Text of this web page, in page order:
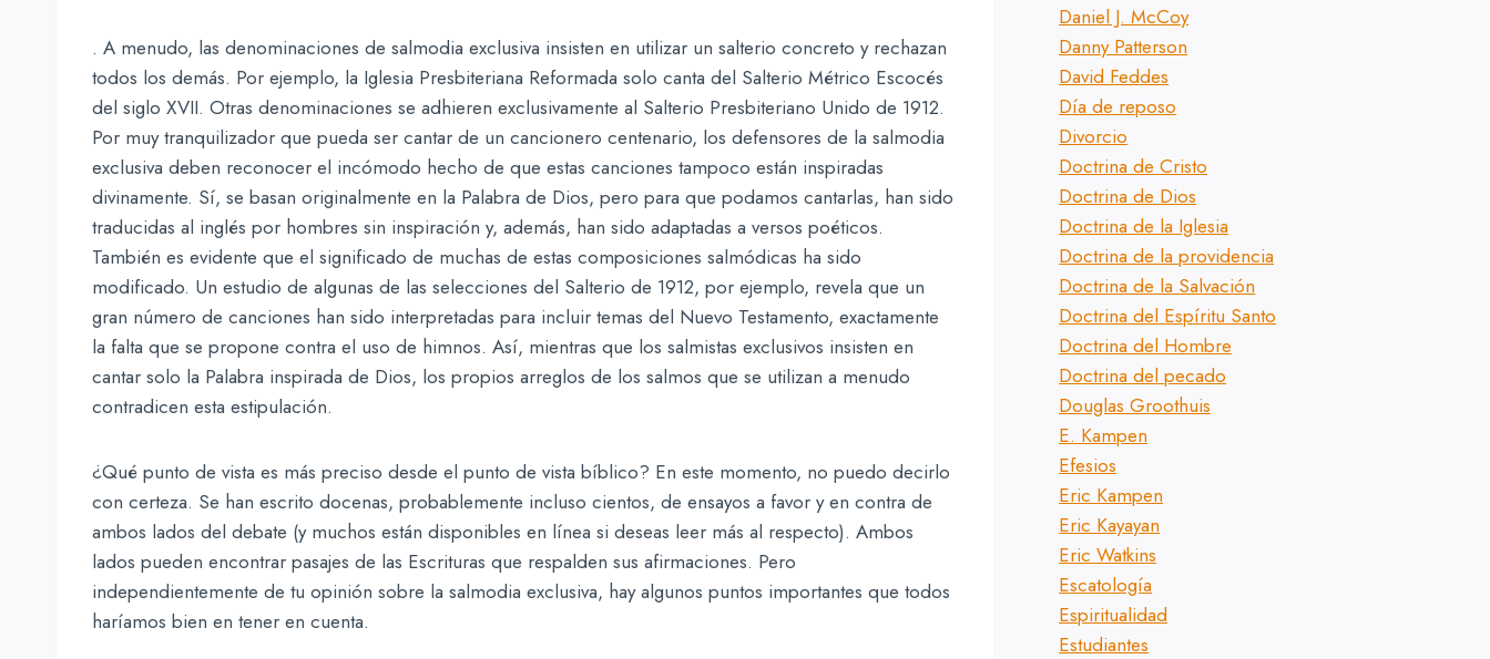
. A menudo, las denominaciones de salmodia exclusiva insisten en utilizar un salterio concreto y rechazan
todos los demás. Por ejemplo, la Iglesia Presbiteriana Reformada solo canta del Salterio Métrico Escocés
del siglo XVII. Otras denominaciones se adhieren exclusivamente al Salterio Presbiteriano Unido de 1912.
Por muy tranquilizador que pueda ser cantar de un cancionero centenario, los defensores de la salmodia
exclusiva deben reconocer el incómodo hecho de que estas canciones tampoco están inspiradas
divinamente. Sí, se basan originalmente en la Palabra de Dios, pero para que podamos cantarlas, han sido
traducidas al inglés por hombres sin inspiración y, además, han sido adaptadas a versos poéticos.
También es evidente que el significado de muchas de estas composiciones salmódicas ha sido
modificado. Un estudio de algunas de las selecciones del Salterio de 1912, por ejemplo, revela que un
gran número de canciones han sido interpretadas para incluir temas del Nuevo Testamento, exactamente
la falta que se propone contra el uso de himnos. Así, mientras que los salmistas exclusivos insisten en
cantar solo la Palabra inspirada de Dios, los propios arreglos de los salmos que se utilizan a menudo
contradicen esta estipulación.
¿Qué punto de vista es más preciso desde el punto de vista bíblico? En este momento, no puedo decirlo
con certeza. Se han escrito docenas, probablemente incluso cientos, de ensayos a favor y en contra de
ambos lados del debate (y muchos están disponibles en línea si deseas leer más al respecto). Ambos
lados pueden encontrar pasajes de las Escrituras que respalden sus afirmaciones. Pero
independientemente de tu opinión sobre la salmodia exclusiva, hay algunos puntos importantes que todos
haríamos bien en tener en cuenta.
Daniel J. McCoy
Danny Patterson
David Feddes
Día de reposo
Divorcio
Doctrina de Cristo
Doctrina de Dios
Doctrina de la Iglesia
Doctrina de la providencia
Doctrina de la Salvación
Doctrina del Espíritu Santo
Doctrina del Hombre
Doctrina del pecado
Douglas Groothuis
E. Kampen
Efesios
Eric Kampen
Eric Kayayan
Eric Watkins
Escatología
Espiritualidad
Estudiantes